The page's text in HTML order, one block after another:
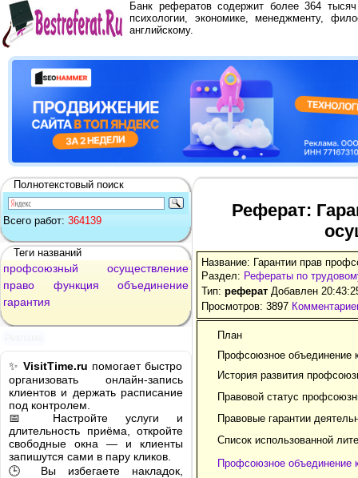
Банк рефератов содержит более 364
психологии, экономике, менеджменту,
английскому.
Полнотекстовый поиск
Всего работ: 364139
Теги названий
профсоюзный
осуществление
право
функция
объединение
гарантия
✨ VisitTime.ru помогает быстро
организовать онлайн-запись
клиентов и держать расписание
под контролем.
📅 Настройте услуги и
длительность приёма, откройте
свободные окна — и клиенты
запишутся сами в пару кликов.
🕒 Вы избегаете накладок,
Реферат:
Название: Гарантии прав
Раздел: Рефераты по
Тип: реферат Добавлен
Просмотров: 3897
План
Профсоюзное объединение
История развития
Правовой статус
Правовые гарантии
Список использованной
Профсоюзное объединение